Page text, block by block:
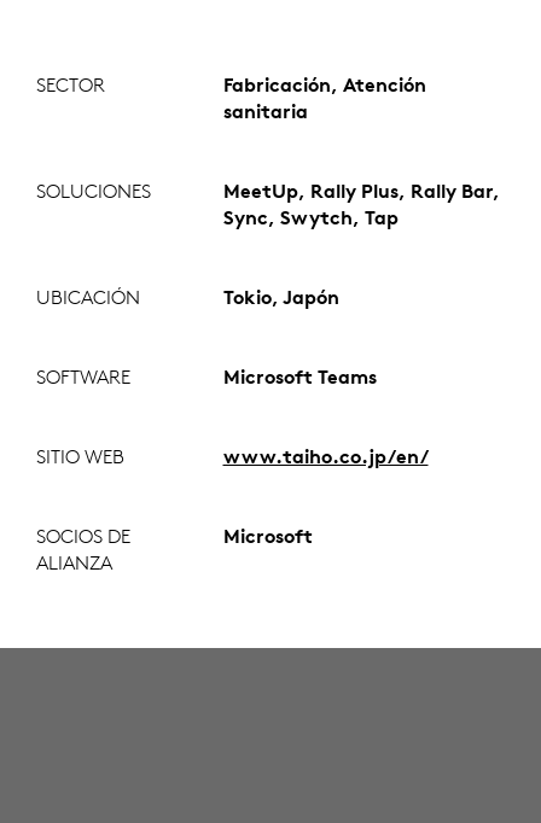
SECTOR
Fabricación, Atención
sanitaria
SOLUCIONES
MeetUp, Rally Plus, Rally Bar,
Sync, Swytch, Tap
UBICACIÓN Tokio, Japón
SOFTWARE Microsoft Teams
SITIO WEB www.taiho.co.jp/en/
SOCIOS DE
ALIANZA
Microsoft